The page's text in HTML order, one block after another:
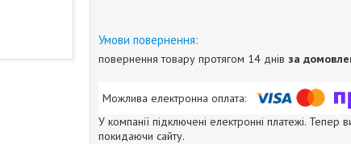
повернення товару протягом 14 днів за
У компанії підключені електронні платежі.
покидаючи сайту.